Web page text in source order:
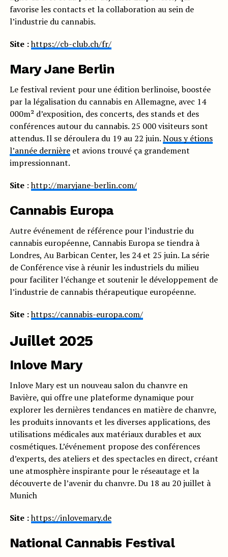
favorise les contacts et la collaboration au sein de
l’industrie du cannabis.
Site :https://cb-club.ch/fr/
Mary Jane Berlin
Le festival revient pour une édition berlinoise, boostée
par la légalisation du cannabis en Allemagne, avec 14
000m² d’exposition, des concerts, des stands et des
conférences autour du cannabis. 25 000 visiteurs sont
attendus. Il se déroulera du 19 au 22 juin.Nous y étions
l’année dernièreet avions trouvé ça grandement
impressionnant.
Site:http://maryjane-berlin.com/
Cannabis Europa
Autre événement de référence pour l’industrie du
cannabis européenne, Cannabis Europa se tiendra à
Londres, Au Barbican Center, les 24 et 25 juin. La série
de Conférence vise à réunir les industriels du milieu
pour faciliter l’échange et soutenir le développement de
l’industrie de cannabis thérapeutique européenne.
Site :https://cannabis-europa.com/
Juillet 2025
Inlove Mary
Inlove Mary est un nouveau salon du chanvre en
Bavière, qui offre une plateforme dynamique pour
explorer les dernières tendances en matière de chanvre,
les produits innovants et les diverses applications, des
utilisations médicales aux matériaux durables et aux
cosmétiques. L’événement propose des conférences
d’experts, des ateliers et des spectacles en direct, créant
une atmosphère inspirante pour le réseautage et la
découverte de l’avenir du chanvre. Du 18 au 20 juillet à
Munich
Site :https://inlovemary.de
National Cannabis Festival